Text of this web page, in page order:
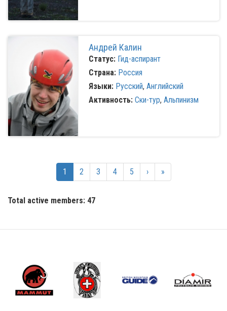
Андрей Калин
Статус: Гид-аспирант
Страна: Россия
Языки: Русский, Английский
Активность: Ски-тур, Альпинизм
1 2 3 4 5 › »
Total active members: 47